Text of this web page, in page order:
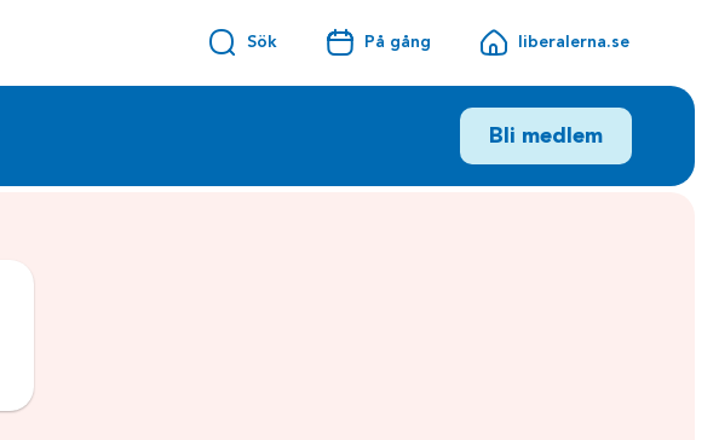
Sök På gång liberalerna.se
Bli medlem